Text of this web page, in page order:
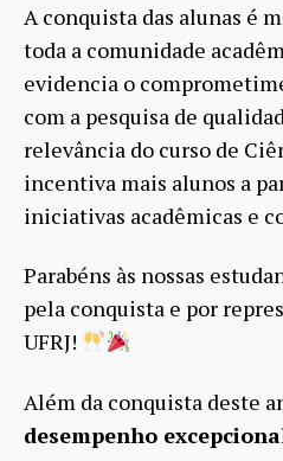
A conquista das alunas é
toda a comunidade
evidencia o
com a pesquisa de
relevância do curso de
incentiva mais alunos a
iniciativas acadêmicas e
Parabéns às nossas
pela conquista e por
UFRJ!
Além da conquista deste
desempenho